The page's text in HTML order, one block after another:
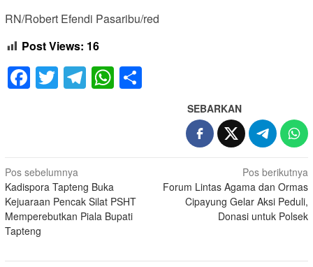
RN/Robert Efendi Pasaribu/red
Post Views: 16
Facebook
Twitter
Telegram
WhatsApp
SEBARKAN
Navigasi
pos
Pos sebelumnya
Kadispora Tapteng Buka
Kejuaraan Pencak Silat PSHT
Memperebutkan Piala Bupati
Tapteng
Pos berikutnya
Forum Lintas Agama dan Ormas
Cipayung Gelar Aksi Peduli,
Donasi untuk Polsek